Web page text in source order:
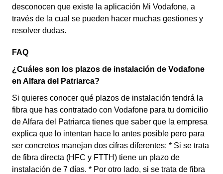
desconocen que existe la aplicación Mi Vodafone, a
través de la cual se pueden hacer muchas gestiones y
resolver dudas.
FAQ
¿Cuáles son los plazos de instalación de Vodafone
en Alfara del Patriarca?
Si quieres conocer qué plazos de instalación tendrá la
fibra que has contratado con Vodafone para tu domicilio
de Alfara del Patriarca tienes que saber que la empresa
explica que lo intentan hace lo antes posible pero para
ser concretos manejan dos cifras diferentes: * Si se trata
de fibra directa (HFC y FTTH) tiene un plazo de
instalación de 7 días. * Por otro lado, si se trata de fibra